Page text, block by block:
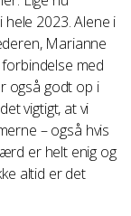
2023. Alene i
Marianne
med
også godt op i
vigtigt, at vi
– også hvis
er helt enig og
altid er det